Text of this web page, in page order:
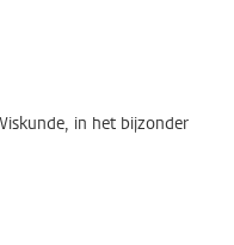
in het bijzonder